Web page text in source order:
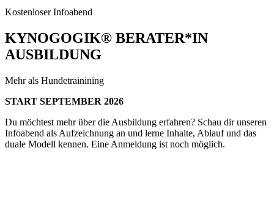
Kostenloser Infoabend
KYNOGOGIK® BERATER*IN
AUSBILDUNG
Mehr als Hundetrainining
START SEPTEMBER 2026
Du möchtest mehr über die Ausbildung erfahren? Schau dir unseren
Infoabend als Aufzeichnung an und lerne Inhalte, Ablauf und das
duale Modell kennen. Eine Anmeldung ist noch möglich.